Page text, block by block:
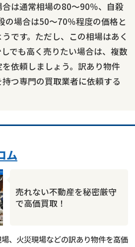
は通常相場の80～90％、自殺
の場合は50～70％程度の価格と
です。ただし、この相場はあく
でも高く売りたい場合は、複数
依頼しましょう。訳あり物件
つ専門の買取業者に依頼する
ム
売れない不動産を秘密厳守
で高価買取！
、火災現場などの訳あり物件を高価